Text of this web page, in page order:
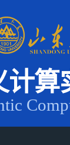
计算